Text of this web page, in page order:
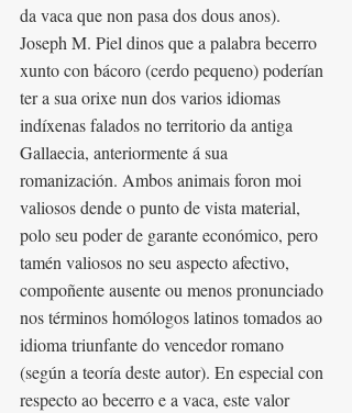
da vaca que non pasa dos dous anos).
Joseph M. Piel dinos que a palabra becerro
xunto con bácoro (cerdo pequeno) poderían
ter a sua orixe nun dos varios idiomas
indíxenas falados no territorio da antiga
Gallaecia, anteriormente á sua
romanización. Ambos animais foron moi
valiosos dende o punto de vista material,
polo seu poder de garante económico, pero
tamén valiosos no seu aspecto afectivo,
compoñente ausente ou menos pronunciado
nos términos homólogos latinos tomados ao
idioma triunfante do vencedor romano
(según a teoría deste autor). En especial con
respecto ao becerro e a vaca, este valor